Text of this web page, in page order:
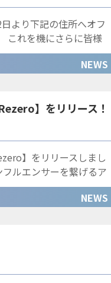
より下記の住所へオフ
これを機にさらに皆様
を重ねていく所存
NEWS
】をリリース！
】をリリースしまし
ルエンサーを繋げるア
NEWS